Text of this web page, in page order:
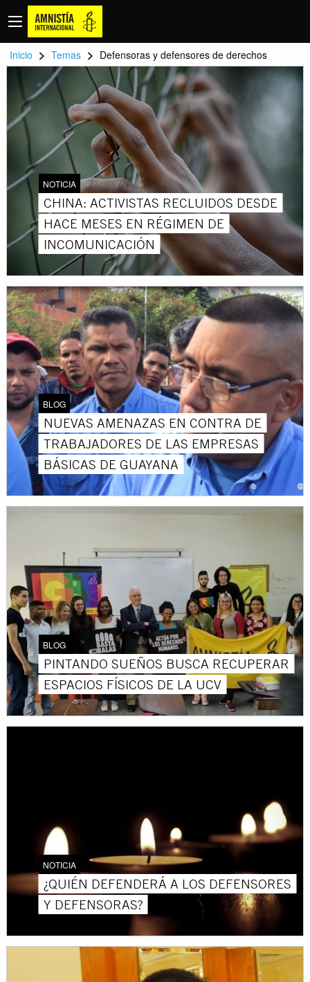
Inicio > Temas > Defensoras y defensores de derechos
NOTICIA
CHINA: ACTIVISTAS RECLUIDOS DESDE
HACE MESES EN RÉGIMEN DE
INCOMUNICACIÓN
BLOG
NUEVAS AMENAZAS EN CONTRA DE
TRABAJADORES DE LAS EMPRESAS
BÁSICAS DE GUAYANA
BLOG
PINTANDO SUEÑOS BUSCA RECUPERAR
ESPACIOS FÍSICOS DE LA UCV
NOTICIA
¿QUIÉN DEFENDERÁ A LOS DEFENSORES
Y DEFENSORAS?